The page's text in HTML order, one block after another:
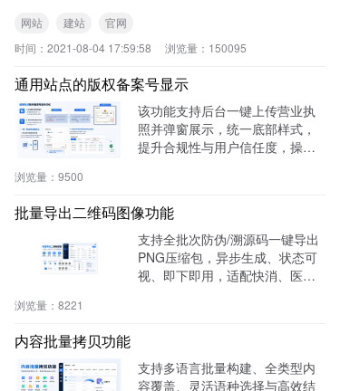
网站 建站
官网
时间： 2021-08-04 17:59:58 浏览量： 150095
通用站点的版权备案号显示
该功能支持后台一键上传营业执
照并弹窗展示，统一底部样式，
提升合规性与用户信任度，操作
浏览量： 9500
批量导出二维码图像功能
支持全批次防伪/溯源码一键导出
PNG压缩包，异步生成、状态可
视、即下即用，适配快消、医
浏览量： 8221
内容批量拷贝功能
支持多语言批量构建、全类型内
容覆盖、灵活语种选择与高效结